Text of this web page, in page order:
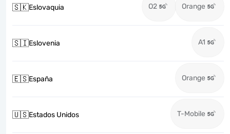
🇸🇰Eslovaquia O2 Orange
🇸🇮Eslovenia A1
🇪🇸España Orange
🇺🇸Estados Unidos T-Mobile